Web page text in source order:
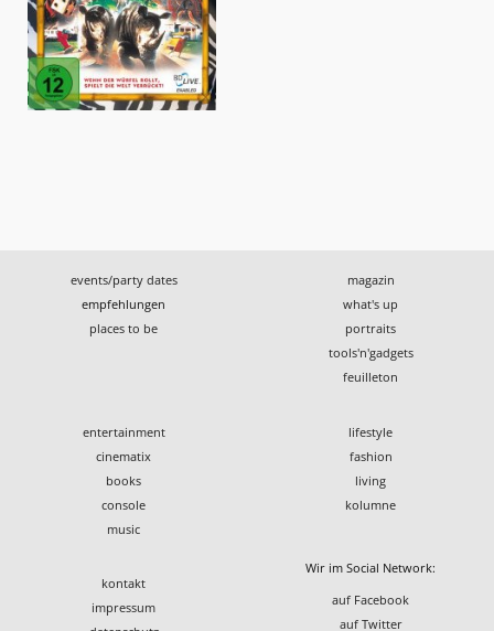
events/party dates
empfehlungen
places to be
magazin
what's up
portraits
tools'n'gadgets
feuilleton
entertainment
cinematix
books
console
music
lifestyle
fashion
living
kolumne
kontakt
impressum
Wir im Social Network:
auf Facebook
auf Twitter